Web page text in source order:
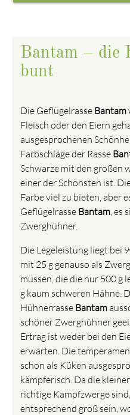
Bantam – die
bunt
Die Geflügelrasse Bantam
Fleisch oder den Eiern
ausgesprochenen
Farbschläge der Rasse
Schwarze mit den großen
einer der Schönsten ist.
Farbe viel zu bieten, aber
Geflügelrasse Bantam , es
Zwerghühner.
Die Legeleistung liegt bei
mit 25 g genauso als
müssen, die die nur 500 g
g kaum schweren Hähne.
Hühnerrasse Bantam
schöner Zwerghühner
Ertrag ist weder bei den
erwarten. Die
schon als Küken
kämpferisch. Da die
richtige Kampfzwerge
entsprechend groß sein,